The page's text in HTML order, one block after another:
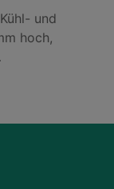
und
hoch,